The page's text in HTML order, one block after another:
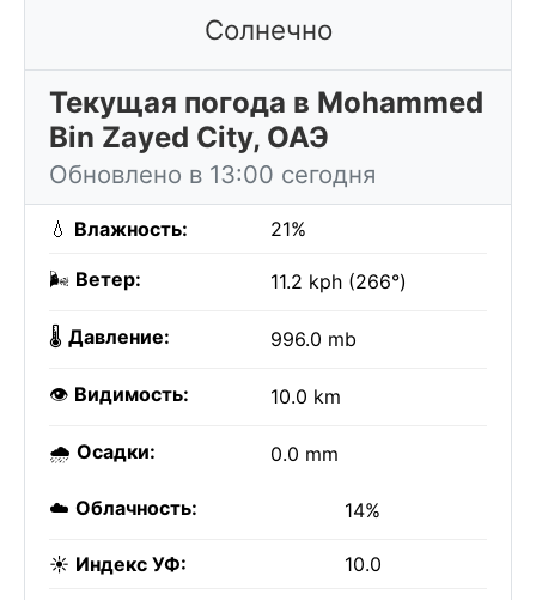
Солнечно
Текущая погода в Mohammed
Bin Zayed City, ОАЭ
Обновлено в 13:00 сегодня
💧 Влажность: 21%
🌬️ Ветер: 11.2 kph (266°)
🌡️ Давление: 996.0 mb
👁️ Видимость: 10.0 km
🌧️ Осадки: 0.0 mm
☁️ Облачность: 14%
☀️ Индекс УФ: 10.0